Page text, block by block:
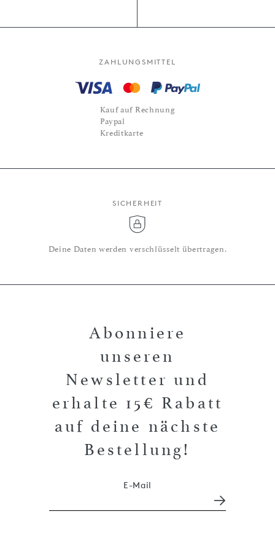
ZAHLUNGSMITTEL
Kauf auf Rechnung
Paypal
Kreditkarte
SICHERHEIT
Deine Daten werden verschlüsselt übertragen.
Abonniere
unseren
Newsletter und
erhalte 15€ Rabatt
auf deine nächste
Bestellung!
E-Mail